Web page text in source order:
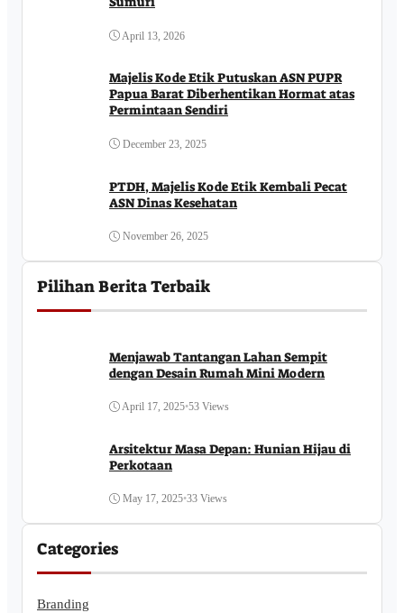
April 13, 2026
Majelis Kode Etik Putuskan ASN PUPR
Papua Barat Diberhentikan Hormat atas
Permintaan Sendiri
December 23, 2025
PTDH, Majelis Kode Etik Kembali Pecat
ASN Dinas Kesehatan
November 26, 2025
Pilihan Berita Terbaik
Menjawab Tantangan Lahan Sempit
dengan Desain Rumah Mini Modern
April 17, 2025•53 Views
Arsitektur Masa Depan: Hunian Hijau di
Perkotaan
May 17, 2025•33 Views
Categories
Branding